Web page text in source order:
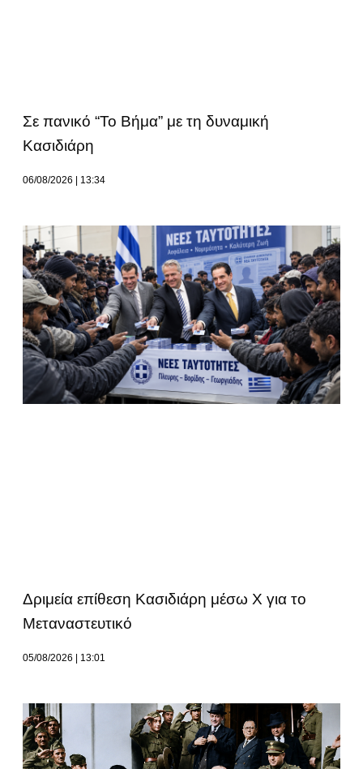
Σε πανικό “Το Βήμα” με τη δυναμική
Κασιδιάρη
06/08/2026 13:34
Δριμεία επίθεση Κασιδιάρη μέσω Χ για το
Μεταναστευτικό
05/08/2026 13:01